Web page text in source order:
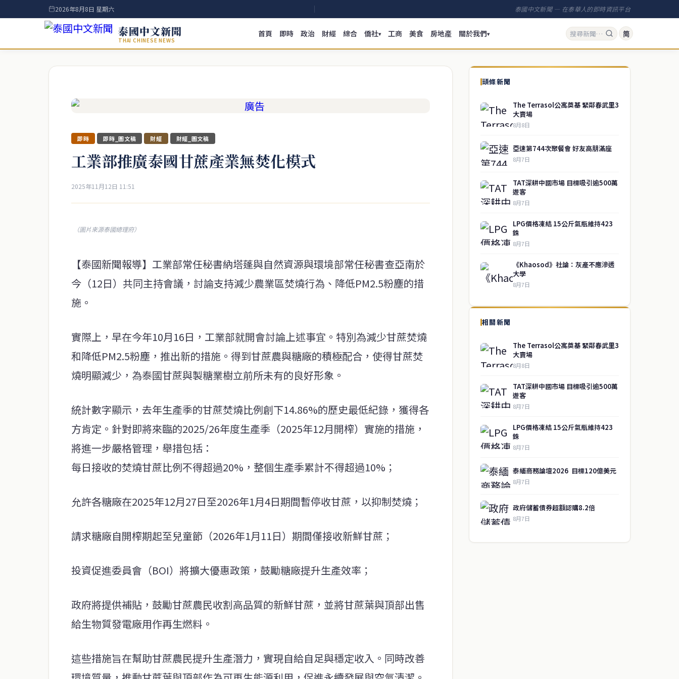
2026年8月8日 星期六 泰國中文新聞 — 在泰華人的即時資訊平台
泰國中文新聞
THAI CHINESE NEWS
首頁 即時 政治 財經 綜合 僑社▾ 工商 美食 房地產 關於我們▾ 简
即時 即時_圖文稿 財經 財經_圖文稿
工業部推廣泰國甘蔗產業無焚化模式
2025年11月12日 11:51
（圖片來源泰國總理府）
【泰國新聞報導】工業部常任秘書納塔蓬與自然資源與環境部常任秘書查亞南於
今（12日）共同主持會議，討論支持減少農業區焚燒行為、降低PM2.5粉塵的措
施。
實際上，早在今年10月16日，工業部就開會討論上述事宜。特別為減少甘蔗焚燒
和降低PM2.5粉塵，推出新的措施。得到甘蔗農與糖廠的積極配合，使得甘蔗焚
燒明顯減少，為泰國甘蔗與製糖業樹立前所未有的良好形象。
統計數字顯示，去年生產季的甘蔗焚燒比例創下14.86%的歷史最低紀錄，獲得各
方肯定。針對即將來臨的2025/26年度生產季（2025年12月開榨）實施的措施，
將進一步嚴格管理，舉措包括：
每日接收的焚燒甘蔗比例不得超過20%，整個生產季累計不得超過10%；
允許各糖廠在2025年12月27日至2026年1月4日期間暫停收甘蔗，以抑制焚燒；
請求糖廠自開榨期起至兒童節（2026年1月11日）期間僅接收新鮮甘蔗；
投資促進委員會（BOI）將擴大優惠政策，鼓勵糖廠提升生產效率；
政府將提供補貼，鼓勵甘蔗農民收割高品質的新鮮甘蔗，並將甘蔗葉與頂部出售
給生物質發電廠用作再生燃料。
這些措施旨在幫助甘蔗農民提升生產潛力，實現自給自足與穩定收入。同時改善
頭條新聞
The Terrasol公寓奠基 緊鄰春武里3
大賣場
8月8日
亞速第744次聚餐會 好友高朋滿座
8月7日
TAT深耕中國市場 目標吸引逾500萬
遊客
8月7日
LPG價格凍結 15公斤氣瓶維持423
銖
8月7日
《Khaosod》社論：灰產不應滲透
大學
8月7日
相關新聞
The Terrasol公寓奠基 緊鄰春武里3
大賣場
8月8日
TAT深耕中國市場 目標吸引逾500萬
遊客
8月7日
LPG價格凍結 15公斤氣瓶維持423
銖
8月7日
泰緬商務論壇2026 目標120億美元
8月7日
政府儲蓄債券超額認購8.2倍
8月7日